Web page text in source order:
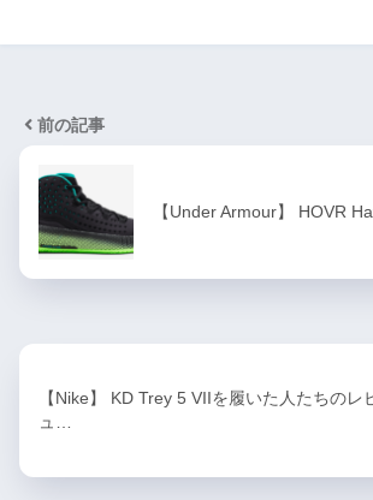
前の記事
【Under Armour】 HOVR
【Nike】 KD Trey 5 VIIを履いた人たちのレ
ュ…